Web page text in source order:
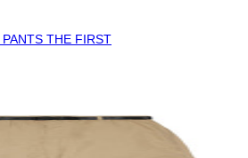
THE FIRST